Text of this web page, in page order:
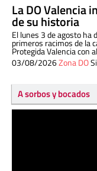
La DO Valencia
de su historia
El lunes 3 de agosto ha
primeros racimos de la
Protegida Valencia con
03/08/2026Zona DO
A sorbos y bocados